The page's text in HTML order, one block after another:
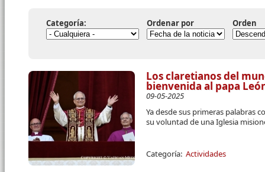
Categoría: Ordenar por Orden
Los claretianos del
bienvenida al papa
09-05-2025
Ya desde sus primeras palabras
su voluntad de una Iglesia
Categoría: Actividades